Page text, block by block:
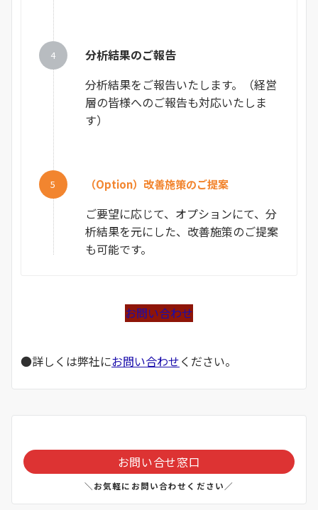
分析結果のご報告
分析結果をご報告いたします。（経営
層の皆様へのご報告も対応いたしま
す）
（Option）改善施策のご提案
ご要望に応じて、オプションにて、分
析結果を元にした、改善施策のご提案
も可能です。
お問い合わせ
●詳しくは弊社にお問い合わせください。
お問い合せ窓口
＼お気軽にお問い合わせください／